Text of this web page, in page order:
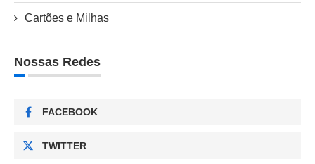
Cartões e Milhas
Nossas Redes
FACEBOOK
TWITTER